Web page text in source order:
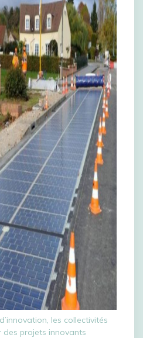
les collectivités
des projets innovants